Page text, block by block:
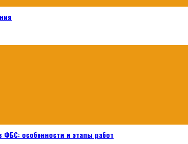
ФБС: особенности и этапы работ